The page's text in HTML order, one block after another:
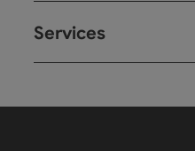
Services